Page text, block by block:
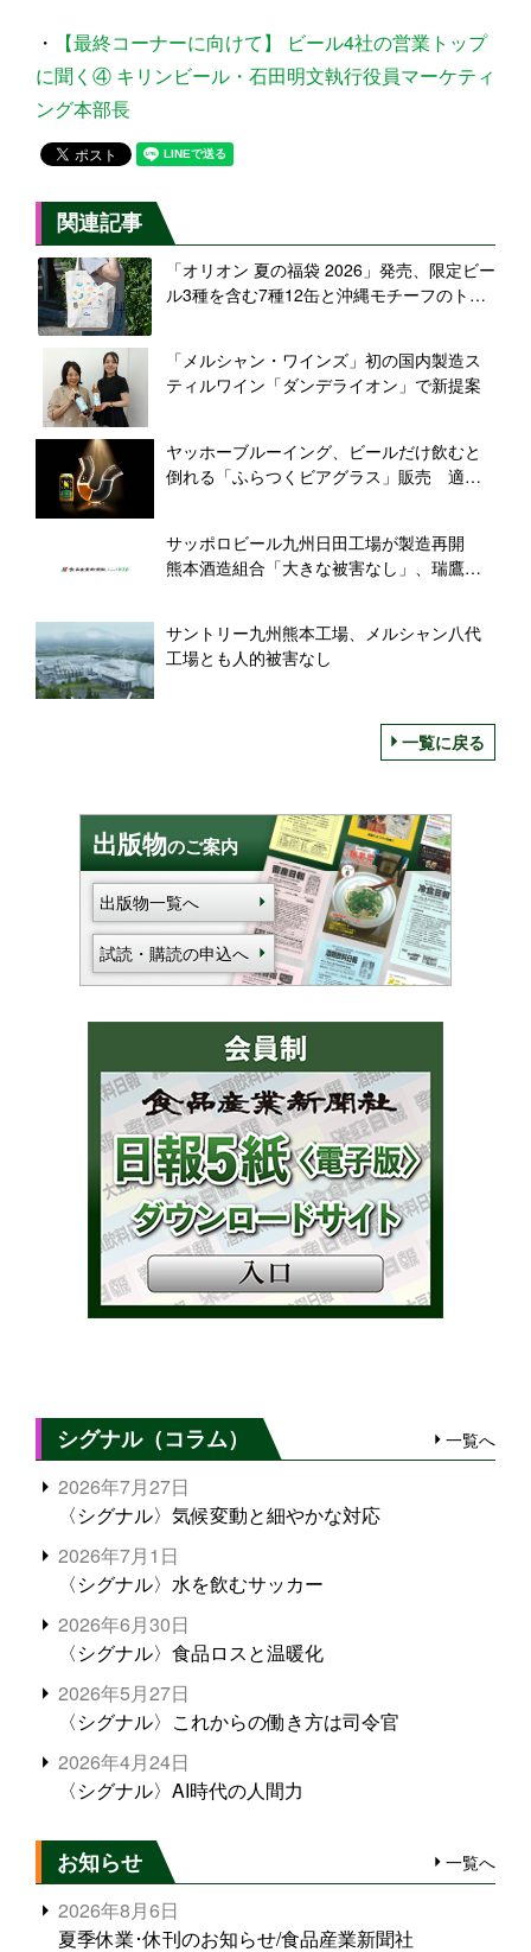
・
【最終コーナーに向けて】 ビール4社の営業トップ
に聞く④ キリンビール・石田明文執行役員マーケティ
ング本部長
関連記事
「オリオン 夏の福袋 2026」発売、限定ビー
ル3種を含む7種12缶と沖縄モチーフのトー
「メルシャン・ワインズ」初の国内製造ス
ティルワイン「ダンデライオン」で新提案
ヤッホーブルーイング、ビールだけ飲むと
倒れる「ふらつくビアグラス」販売 適正
サッポロビール九州日田工場が製造再開
熊本酒造組合「大きな被害なし」、瑞鷹は
サントリー九州熊本工場、メルシャン八代
工場とも人的被害なし
一覧に戻る
出版物のご案内
出版物一覧へ
試読・購読の申込へ
シグナル（コラム） 一覧へ
2026年7月27日
〈シグナル〉気候変動と細やかな対応
2026年7月1日
〈シグナル〉水を飲むサッカー
2026年6月30日
〈シグナル〉食品ロスと温暖化
2026年5月27日
〈シグナル〉これからの働き方は司令官
2026年4月24日
〈シグナル〉AI時代の人間力
お知らせ 一覧へ
2026年8月6日
夏季休業･休刊のお知らせ/食品産業新聞社